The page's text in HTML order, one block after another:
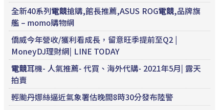
全新40系列電競搶購,館長推薦,ASUS ROG電競,品牌旗
艦 – momo購物網
僑威今年營收/獲利看成長，留意旺季提前至Q2 |
MoneyDJ理財網| LINE TODAY
電競耳機- 人氣推薦- 代買、海外代購- 2021年5月| 露天
拍賣
輕颱丹娜絲逼近氣象署估晚間8時30分發布陸警